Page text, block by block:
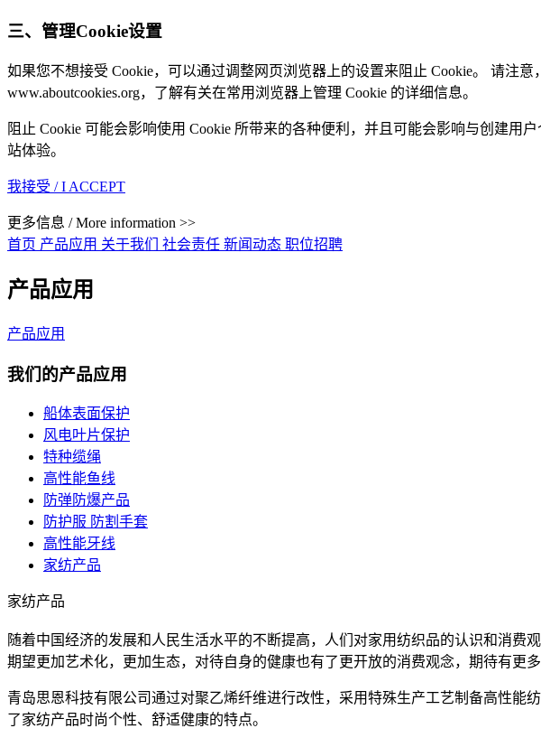
三、管理Cookie设置
如果您不想接受 Cookie，可以通过调整网页浏览器上的设置来阻止 Cookie。 请注
www.aboutcookies.org，了解有关在常用浏览器上管理 Cookie 的详细信息。
阻止 Cookie 可能会影响使用 Cookie 所带来的各种便利，并且可能会影响与创建
站体验。
我接受 / I ACCEPT
更多信息 / More information >>
首页 产品应用 关于我们 社会责任 新闻动态 职位招聘
产品应用
产品应用
我们的产品应用
船体表面保护
风电叶片保护
特种缆绳
高性能鱼线
防弹防爆产品
防护服 防割手套
高性能牙线
家纺产品
家纺产品
随着中国经济的发展和人民生活水平的不断提高，人们对家用纺织品的认识和消
期望更加艺术化，更加生态，对待自身的健康也有了更开放的消费观念，期待有更
青岛思恩科技有限公司通过对聚乙烯纤维进行改性，采用特殊生产工艺制备高性
了家纺产品时尚个性、舒适健康的特点。